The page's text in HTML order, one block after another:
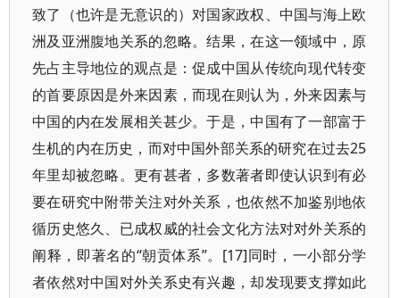
致了（也许是无意识的）对国家政权、中国与海上欧
洲及亚洲腹地关系的忽略。结果，在这一领域中，原
先占主导地位的观点是：促成中国从传统向现代转变
的首要原因是外来因素，而现在则认为，外来因素与
中国的内在发展相关甚少。于是，中国有了一部富于
生机的内在历史，而对中国外部关系的研究在过去25
年里却被忽略。更有甚者，多数著者即使认识到有必
要在研究中附带关注对外关系，也依然不加鉴别地依
循历史悠久、已成权威的社会文化方法对对外关系的
阐释，即著名的“朝贡体系”。[17]同时，一小部分学
者依然对中国对外关系史有兴趣，却发现要支撑如此